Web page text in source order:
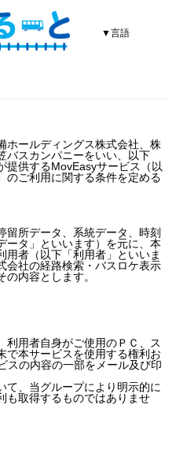
▼言語
ホールディングス株式会社、株
バスカンパニーをいい、以下
提供するMovEasyサービス（以
のご利用に関する条件を定める
留所データ、系統データ、時刻
ータ」といいます）を元に、本
用者（以下「利用者」といいま
会社の経路検索・バスロケ表示
内容とします。
用者自身がご使用のＰＣ、ス
で本サービスを使用する権利お
スの内容の一部をメール及び印
、当グループにより明示的に
も取得するものではありませ